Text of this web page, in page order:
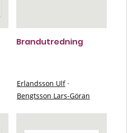
Brandutredning
Erlandsson Ulf ·
Bengtsson Lars-Göran